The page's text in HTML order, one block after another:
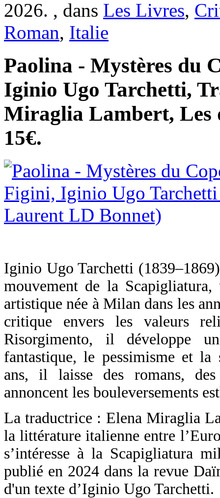
2026. , dans Les Livres,
Roman, Italie
Paolina - Mystères du
Iginio Ugo Tarchetti,
Miraglia Lambert, Les
15€.
Iginio Ugo Tarchetti
mouvement de la
artistique née à Milan dans les
critique envers les valeurs
Risorgimento, il développe
fantastique, le pessimisme et
ans, il laisse des romans,
annoncent les bouleversements
La traductrice : Elena Miraglia
la littérature italienne entre
s’intéresse à la Scapigliatura
publié en 2024 dans la revue
d'un texte d’Iginio Ugo Tarchetti.